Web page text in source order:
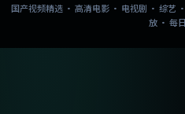
国产视频精选 · 高清电影 · 电视剧 · 综艺
放 · 每